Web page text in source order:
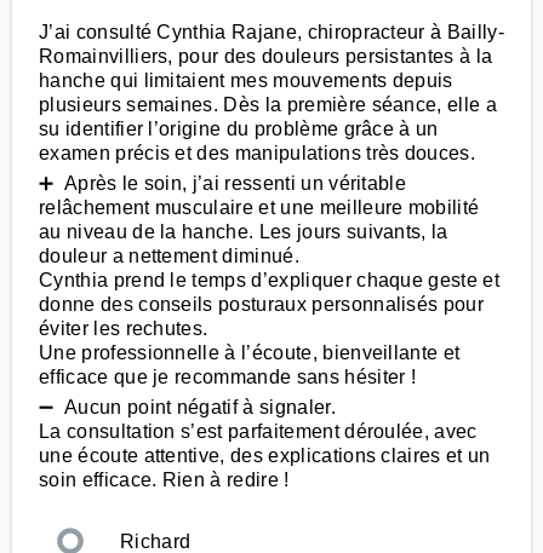
J’ai consulté Cynthia Rajane, chiropracteur à Bailly-
Romainvilliers, pour des douleurs persistantes à la
hanche qui limitaient mes mouvements depuis
plusieurs semaines. Dès la première séance, elle a
su identifier l’origine du problème grâce à un
examen précis et des manipulations très douces.
➕ Après le soin, j’ai ressenti un véritable
relâchement musculaire et une meilleure mobilité
au niveau de la hanche. Les jours suivants, la
douleur a nettement diminué.
Cynthia prend le temps d’expliquer chaque geste et
donne des conseils posturaux personnalisés pour
éviter les rechutes.
Une professionnelle à l’écoute, bienveillante et
efficace que je recommande sans hésiter !
➖ Aucun point négatif à signaler.
La consultation s’est parfaitement déroulée, avec
une écoute attentive, des explications claires et un
soin efficace. Rien à redire !
Richard